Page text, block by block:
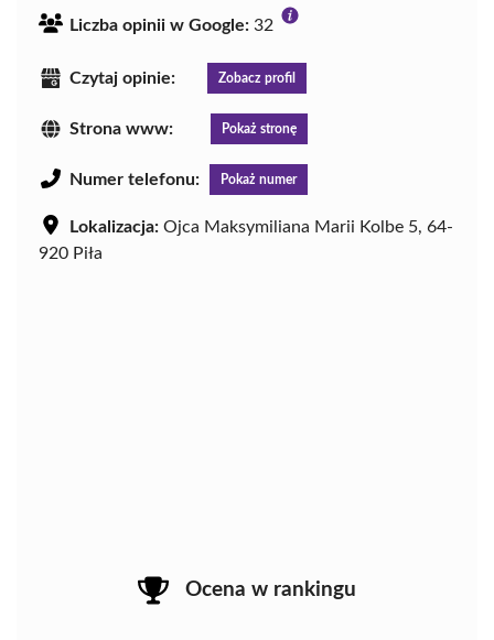
Liczba opinii w Google: 32
Czytaj opinie: Zobacz profil
Strona www: Pokaż stronę
Numer telefonu: Pokaż numer
Lokalizacja: Ojca Maksymiliana Marii Kolbe 5, 64-
920 Piła
Ocena w rankingu